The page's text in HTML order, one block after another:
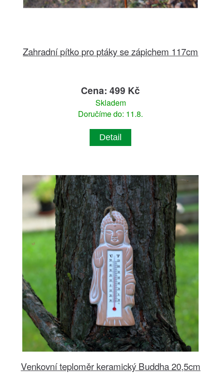
Zahradní pítko pro ptáky se zápichem 117cm
Cena: 499 Kč
Skladem
Doručíme do: 11.8.
Detail
Venkovní teploměr keramický Buddha 20,5cm